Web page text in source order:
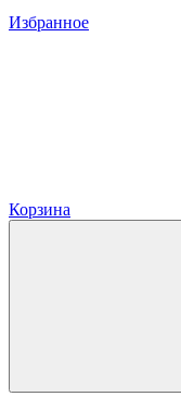
Избранное
Корзина